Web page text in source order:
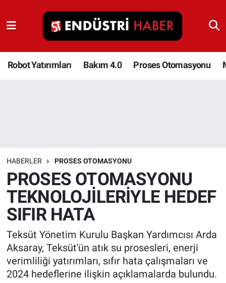
Robot Yatırımları Bakım 4.0 Proses Otomasyonu
HABERLER PROSES OTOMASYONU
PROSES OTOMASYONU
TEKNOLOJİLERİYLE HEDEF
SIFIR HATA
Teksüt Yönetim Kurulu Başkan Yardımcısı Arda
Aksaray, Teksüt'ün atık su prosesleri, enerji
verimliliği yatırımları, sıfır hata çalışmaları ve
2024 hedeflerine ilişkin açıklamalarda bulundu.
Robot Yatırımları
Bakım 4.0
Depolama Çözümleri
İnşaat ve Malzeme
HaberOrtak
EndüstriST
Enerjisini Üreten Fabrikalar